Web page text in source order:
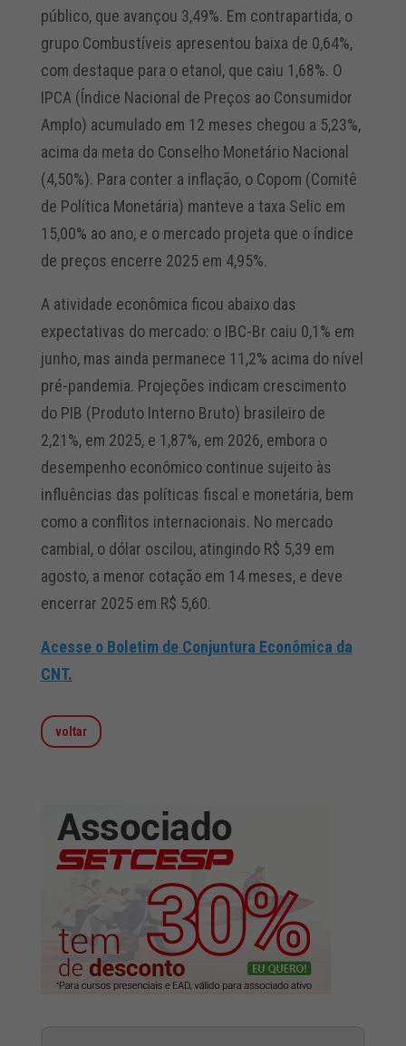
público, que avançou 3,49%. Em contrapartida, o
grupo Combustíveis apresentou baixa de 0,64%,
com destaque para o etanol, que caiu 1,68%. O
IPCA (Índice Nacional de Preços ao Consumidor
Amplo) acumulado em 12 meses chegou a 5,23%,
acima da meta do Conselho Monetário Nacional
(4,50%). Para conter a inflação, o Copom (Comitê
de Política Monetária) manteve a taxa Selic em
15,00% ao ano, e o mercado projeta que o índice
de preços encerre 2025 em 4,95%.
A atividade econômica ficou abaixo das
expectativas do mercado: o IBC-Br caiu 0,1% em
junho, mas ainda permanece 11,2% acima do nível
pré-pandemia. Projeções indicam crescimento
do PIB (Produto Interno Bruto) brasileiro de
2,21%, em 2025, e 1,87%, em 2026, embora o
desempenho econômico continue sujeito às
influências das políticas fiscal e monetária, bem
como a conflitos internacionais. No mercado
cambial, o dólar oscilou, atingindo R$ 5,39 em
agosto, a menor cotação em 14 meses, e deve
encerrar 2025 em R$ 5,60.
Acesse o Boletim de Conjuntura Econômica da
CNT.
voltar